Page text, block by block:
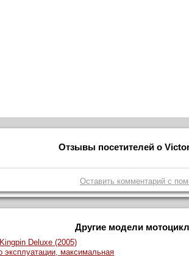
Отзывы посетителей о
Оставить комментарий с
Другие модели
Deluxe (2005)